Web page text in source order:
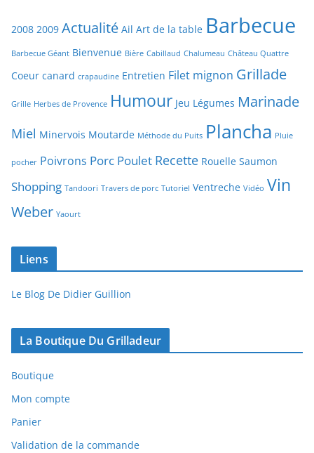
2008 2009 Actualité Ail Art de la table Barbecue
Barbecue Géant Bienvenue Bière Cabillaud Chalumeau Château Quattre
Coeur canard crapaudine Entretien Filet mignon Grillade
Grille Herbes de Provence Humour Jeu Légumes Marinade
Miel Minervois Moutarde Méthode du Puits Plancha Pluie
pocher Poivrons Porc Poulet Recette Rouelle Saumon
Shopping Tandoori Travers de porc Tutoriel Ventreche Vidéo Vin
Weber Yaourt
Liens
Le Blog De Didier Guillion
La Boutique Du Grilladeur
Boutique
Mon compte
Panier
Validation de la commande